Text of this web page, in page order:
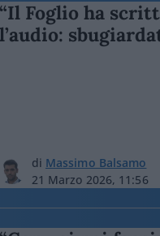
“Il Foglio ha
l’audio:
di Massimo Balsamo
21 Marzo 2026, 11:56